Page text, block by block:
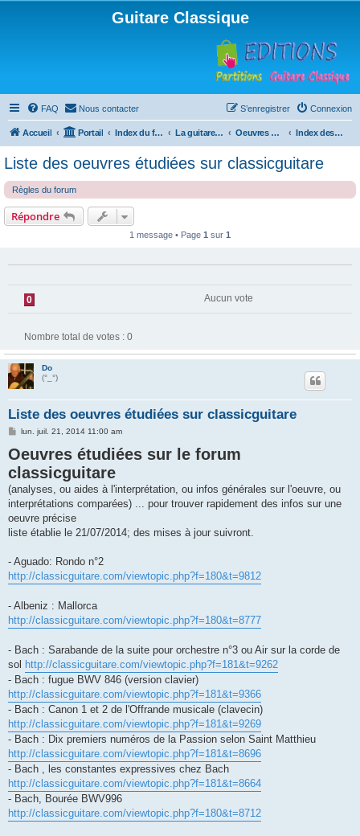
Guitare Classique
FAQ Nous contacter Connexion
S’enregistrer
Accueil Portail Index du forum La guitare : instrument, cours et théorie Oeuvres à la loupe Index des œuvres étudiées
Liste des oeuvres étudiées sur classicguitare
Règles du forum
Répondre
1 message • Page 1 sur 1
0 Aucun vote
Nombre total de votes : 0
Do
(°_°)
Liste des oeuvres étudiées sur classicguitare
M
s
s
a
g
e
lun. juil. 21, 2014 11:00 am
Oeuvres étudiées sur le forum
classicguitare
(analyses, ou aides à l'interprétation, ou infos générales sur l'oeuvre, ou
interprétations comparées) ... pour trouver rapidement des infos sur une
oeuvre précise
liste établie le 21/07/2014; des mises à jour suivront.
- Aguado: Rondo n°2
http://classicguitare.com/viewtopic.php?f=180&t=9812
- Albeniz : Mallorca
http://classicguitare.com/viewtopic.php?f=180&t=8777
- Bach : Sarabande de la suite pour orchestre n°3 ou Air sur la corde de
sol http://classicguitare.com/viewtopic.php?f=181&t=9262
- Bach : fugue BWV 846 (version clavier)
http://classicguitare.com/viewtopic.php?f=181&t=9366
- Bach : Canon 1 et 2 de l'Offrande musicale (clavecin)
http://classicguitare.com/viewtopic.php?f=181&t=9269
- Bach : Dix premiers numéros de la Passion selon Saint Matthieu
http://classicguitare.com/viewtopic.php?f=181&t=8696
- Bach , les constantes expressives chez Bach
http://classicguitare.com/viewtopic.php?f=181&t=8664
- Bach, Bourée BWV996
http://classicguitare.com/viewtopic.php?f=180&t=8712